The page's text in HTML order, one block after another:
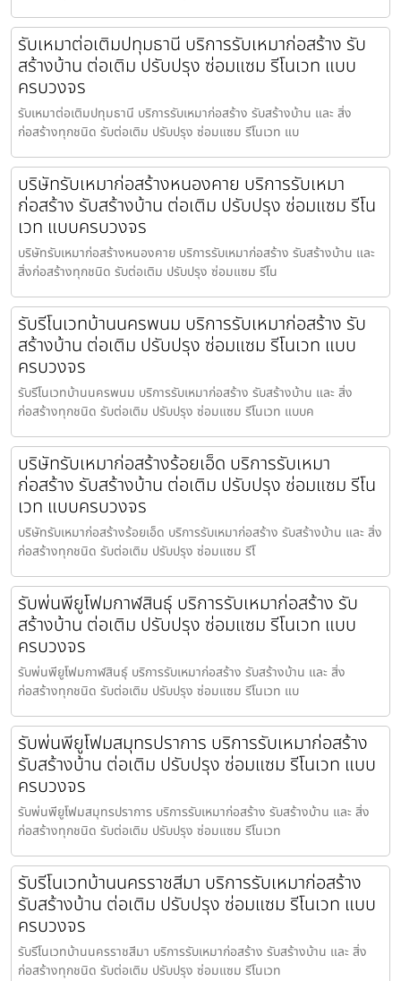
รับเหมาต่อเติมปทุมธานี บริการรับเหมาก่อสร้าง รับ
สร้างบ้าน ต่อเติม ปรับปรุง ซ่อมแซม รีโนเวท แบบ
ครบวงจร
รับเหมาต่อเติมปทุมธานี บริการรับเหมาก่อสร้าง รับสร้างบ้าน และ สิ่ง
ก่อสร้างทุกชนิด รับต่อเติม ปรับปรุง ซ่อมแซม รีโนเวท แบ
บริษัทรับเหมาก่อสร้างหนองคาย บริการรับเหมา
ก่อสร้าง รับสร้างบ้าน ต่อเติม ปรับปรุง ซ่อมแซม รีโน
เวท แบบครบวงจร
บริษัทรับเหมาก่อสร้างหนองคาย บริการรับเหมาก่อสร้าง รับสร้างบ้าน และ
สิ่งก่อสร้างทุกชนิด รับต่อเติม ปรับปรุง ซ่อมแซม รีโน
รับรีโนเวทบ้านนครพนม บริการรับเหมาก่อสร้าง รับ
สร้างบ้าน ต่อเติม ปรับปรุง ซ่อมแซม รีโนเวท แบบ
ครบวงจร
รับรีโนเวทบ้านนครพนม บริการรับเหมาก่อสร้าง รับสร้างบ้าน และ สิ่ง
ก่อสร้างทุกชนิด รับต่อเติม ปรับปรุง ซ่อมแซม รีโนเวท แบบค
บริษัทรับเหมาก่อสร้างร้อยเอ็ด บริการรับเหมา
ก่อสร้าง รับสร้างบ้าน ต่อเติม ปรับปรุง ซ่อมแซม รีโน
เวท แบบครบวงจร
บริษัทรับเหมาก่อสร้างร้อยเอ็ด บริการรับเหมาก่อสร้าง รับสร้างบ้าน และ สิ่ง
ก่อสร้างทุกชนิด รับต่อเติม ปรับปรุง ซ่อมแซม รีโ
รับพ่นพียูโฟมกาฬสินธุ์ บริการรับเหมาก่อสร้าง รับ
สร้างบ้าน ต่อเติม ปรับปรุง ซ่อมแซม รีโนเวท แบบ
ครบวงจร
รับพ่นพียูโฟมกาฬสินธุ์ บริการรับเหมาก่อสร้าง รับสร้างบ้าน และ สิ่ง
ก่อสร้างทุกชนิด รับต่อเติม ปรับปรุง ซ่อมแซม รีโนเวท แบ
รับพ่นพียูโฟมสมุทรปราการ บริการรับเหมาก่อสร้าง
รับสร้างบ้าน ต่อเติม ปรับปรุง ซ่อมแซม รีโนเวท แบบ
ครบวงจร
รับพ่นพียูโฟมสมุทรปราการ บริการรับเหมาก่อสร้าง รับสร้างบ้าน และ สิ่ง
ก่อสร้างทุกชนิด รับต่อเติม ปรับปรุง ซ่อมแซม รีโนเวท
รับรีโนเวทบ้านนครราชสีมา บริการรับเหมาก่อสร้าง
รับสร้างบ้าน ต่อเติม ปรับปรุง ซ่อมแซม รีโนเวท แบบ
ครบวงจร
รับรีโนเวทบ้านนครราชสีมา บริการรับเหมาก่อสร้าง รับสร้างบ้าน และ สิ่ง
ก่อสร้างทุกชนิด รับต่อเติม ปรับปรุง ซ่อมแซม รีโนเวท